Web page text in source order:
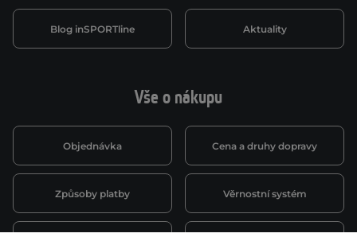
Vše o nákupu
Objednávka Cena a druhy dopravy
Způsoby platby Věrnostní systém
Blog inSPORTline Aktuality